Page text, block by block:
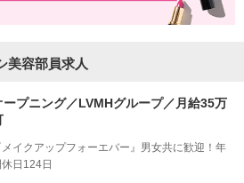
美容部員求人
ープニング／LVMHグループ／月給35万
メイクアップフォーエバー』男女共に歓迎！年
休日124日